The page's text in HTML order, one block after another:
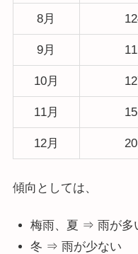
8月
9月
10月
11月
12月
傾向としては、
梅雨、夏 ⇒ 雨が多
冬 ⇒ 雨が少ない